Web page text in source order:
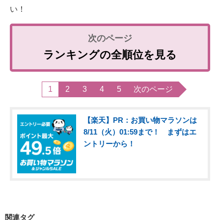
い！
ランキングの全順位を見る
1 2 3 4 5 次のページ
【楽天】PR：お買い物マラソンは
8/11（火）01:59まで！ まずはエ
ントリーから！
関連タグ